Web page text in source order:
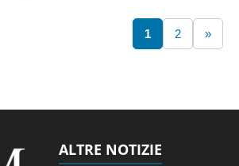
1 2 »
ALTRE NOTIZIE